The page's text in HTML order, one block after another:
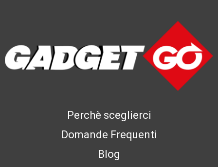
Perchè sceglierci
Domande Frequenti
Blog